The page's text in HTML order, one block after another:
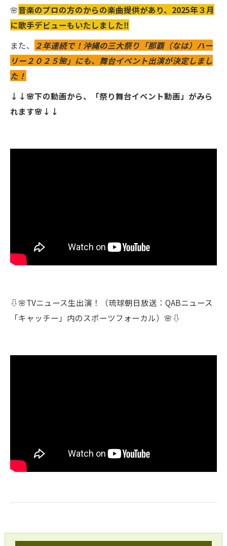
🌸音楽のプロの方のからの楽曲提供があり、2025年３月
に歌手デビューもいたしました‼️
また、
２年連続で！沖縄の三大祭り「那覇（なは）ハー
リー２０２５🌺」にも、舞台イベント出演が決定しまし
た！
↓↓🌸下の動画から、「祭り舞台イベント動画」がみら
れます🌸↓↓
⇩🌸TVニュース生出演！（琉球朝日放送：QABニュース
「キャッチー」内のスポーツフォーカル）🌸⇩